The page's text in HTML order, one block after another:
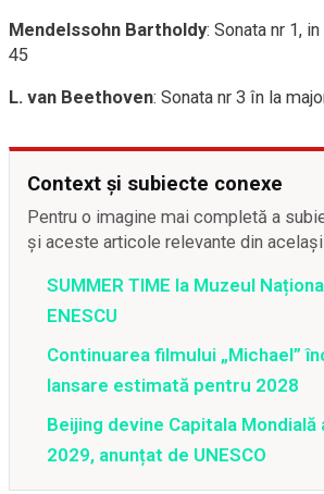
Mendelssohn Bartholdy: Sonata nr 1,
45
L. van Beethoven: Sonata nr 3 în la
Context și subiecte conexe
Pentru o imagine mai completă a
și aceste articole relevante din
SUMMER TIME la Muzeul
ENESCU
Continuarea filmului „Michael”
lansare estimată pentru 2028
Beijing devine Capitala
2029, anunțat de UNESCO